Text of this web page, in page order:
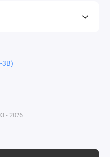
3B)
- 2026